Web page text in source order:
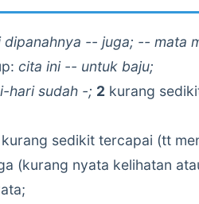
dipanahnya -- juga; -- mata
cita ini -- untuk baju;
hari sudah -; 2 kurang
sedikit tercapai (tt
(kurang nyata kelihatan